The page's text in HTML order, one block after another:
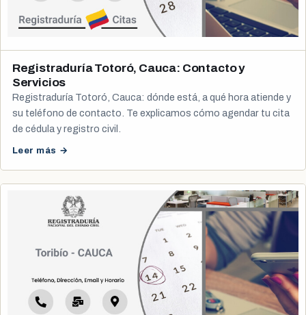
Registraduría Totoró, Cauca: Contacto y
Servicios
Registraduría Totoró, Cauca: dónde está, a qué hora atiende y
su teléfono de contacto. Te explicamos cómo agendar tu cita
de cédula y registro civil.
Leer más →